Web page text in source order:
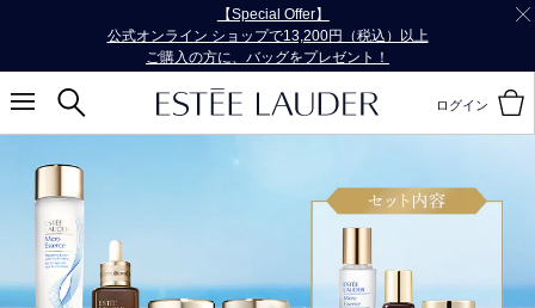
【Special Offer】
スキンケア製品を22,000円（税込）以上ご購入で、
人気スキンケアのトラベル サイズ3点を一緒にお届け！
ログイン